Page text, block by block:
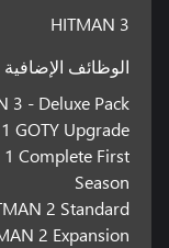
HITMAN 3
الوظائف
3 - Deluxe Pack
GOTY Upgrade
1 Complete First
Season
2 Standard
2 Expansion